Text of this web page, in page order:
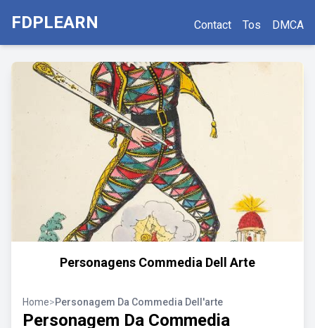
FDPLEARN Contact Tos DMCA
Personagens Commedia Dell Arte
Home>Personagem Da Commedia Dell'arte
Personagem Da Commedia